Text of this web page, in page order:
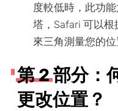
度較低時，此功
塔，Safari 可以
來三角測量您的位
第 2 部分：
更改位置？